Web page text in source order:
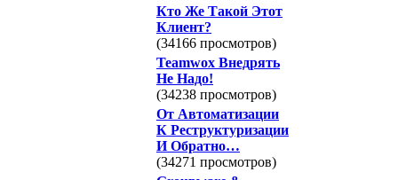
Кто Же Такой Этот
Клиент?
(34166 просмотров)
Teamwox Внедрять
Не Надо!
(34238 просмотров)
От Автоматизации
К Реструктуризации
И Обратно…
(34271 просмотров)